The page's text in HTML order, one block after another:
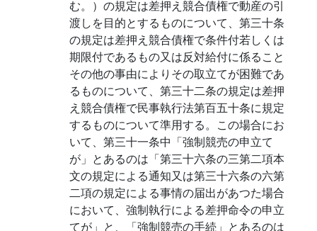
む。）の規定は差押え競合債権で動産の引
渡しを目的とするものについて、第三十条
の規定は差押え競合債権で条件付若しくは
期限付であるもの又は反対給付に係ること
その他の事由によりその取立てが困難であ
るものについて、第三十二条の規定は差押
え競合債権で民事執行法第百五十条に規定
するものについて準用する。この場合にお
いて、第三十一条中「強制競売の申立て
が」とあるのは「第三十六条の三第二項本
文の規定による通知又は第三十六条の六第
二項の規定による事情の届出があつた場合
において、強制執行による差押命令の申立
てが」と、「強制競売の手続」とあるのは